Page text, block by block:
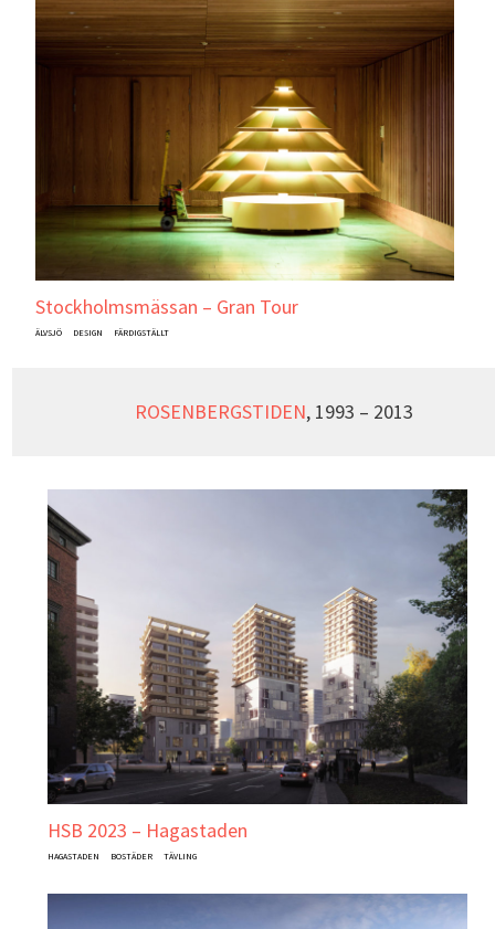
Stockholmsmässan – Gran Tour
ÄLVSJÖ DESIGN FÄRDIGSTÄLLT
ROSENBERGSTIDEN, 1993 – 2013
HSB 2023 – Hagastaden
HAGASTADEN BOSTÄDER TÄVLING